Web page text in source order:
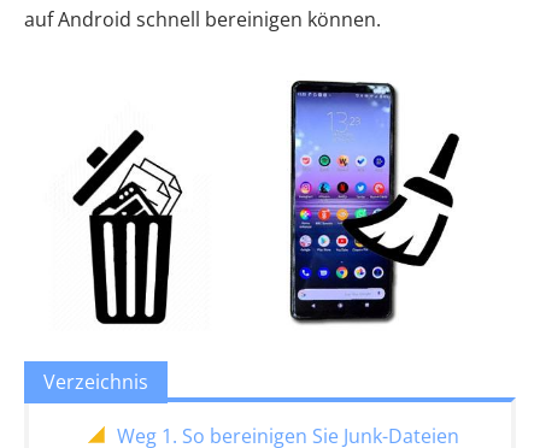
auf Android schnell bereinigen können.
Verzeichnis
Weg 1. So bereinigen Sie Junk-Dateien